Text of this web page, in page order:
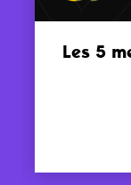
Les 5